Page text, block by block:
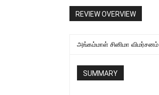
REVIEW OVERVIEW
அங்கம்மாள் சினிமா விமர்சனம்
SUMMARY